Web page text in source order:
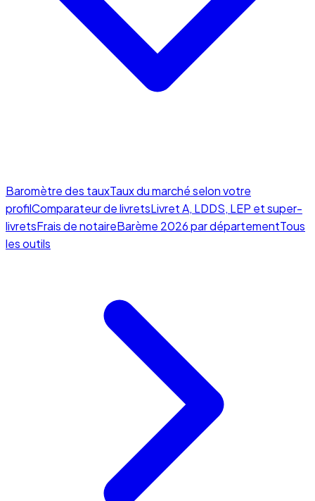
Baromètre des tauxTaux du marché selon votre
profilComparateur de livretsLivret A, LDDS, LEP et super-
livretsFrais de notaireBarème 2026 par départementTous
les outils